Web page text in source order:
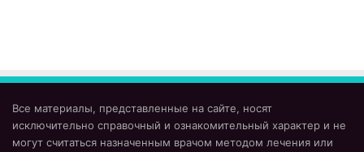
Все материалы, представленные на сайте, носят
исключительно справочный и ознакомительный характер и не
могут считаться назначенным врачом методом лечения или